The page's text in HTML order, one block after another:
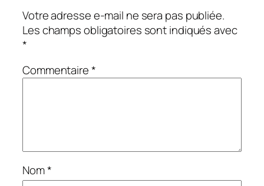
Votre adresse e-mail ne sera pas publiée.
Les champs obligatoires sont indiqués avec
*
Commentaire*
Nom*